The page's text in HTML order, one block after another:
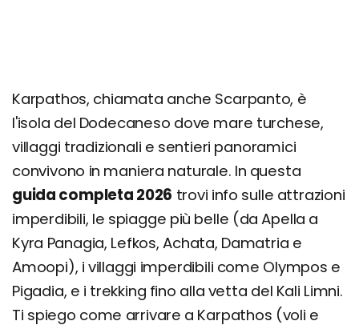
Lefkos
Kira Panagia
Damatria
Christou Pigadi
Chicken Bay
Escursioni nei dintorni
Kasos
Itinerario di 1 giorno
Karpathos, chiamata anche Scarpanto, è
l'isola del Dodecaneso dove mare turchese,
villaggi tradizionali e sentieri panoramici
convivono in maniera naturale. In questa
guida completa 2026 trovi info sulle attrazioni
imperdibili, le spiagge più belle (da Apella a
Kyra Panagia, Lefkos, Achata, Damatria e
Amoopi), i villaggi imperdibili come Olympos e
Pigadia, e i trekking fino alla vetta del Kali Limni.
Ti spiego come arrivare a Karpathos (voli e